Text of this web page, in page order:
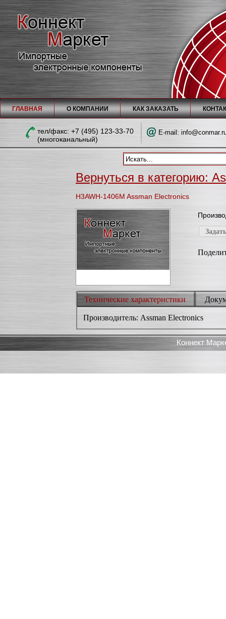
ГЛАВНАЯ О КОМПАНИИ КАК ЗАКАЗАТЬ
тел/факc: +7 (495) 123-33-70
(многоканальный)
E-mail:
Вернуться в категорию:
H3AWH-1406M Assman Electronics
Технические характеристики
Производитель: Assman Electronics
Коннект